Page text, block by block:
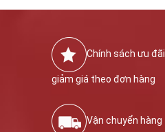
Chính sách ưu đãi
giảm giá theo đơn hàng
Vận chuyển hàng